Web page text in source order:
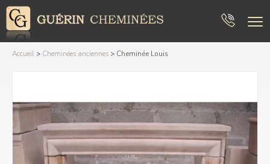
Accueil > Cheminées anciennes > Cheminée Louis